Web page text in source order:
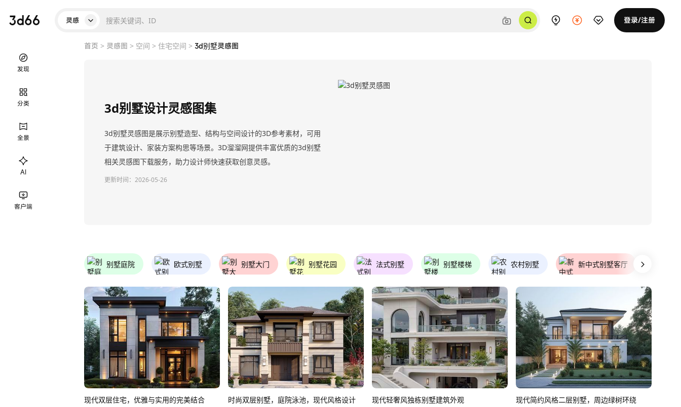
灵感 登录/注册
发现
分类
全景
AI
客户端
首页 > 灵感图 > 空间 > 住宅空间 > 3d别墅灵感图
3d别墅设计灵感图集
3d别墅灵感图是展示别墅造型、结构与空间设计的3D参考素材，可用
于建筑设计、家装方案构思等场景。3D溜溜网提供丰富优质的3d别墅
相关灵感图下载服务，助力设计师快速获取创意灵感。
更新时间： 2026-05-26
别墅庭院 欧式别墅 别墅大门 别墅花园 法式别墅 别墅楼梯 农村别墅 新中式别墅客厅
现代双层住宅，优雅与实用的完美结合 时尚双层别墅，庭院泳池，现代风格设计 现代轻奢风独栋别墅建筑外观 现代简约风格二层别墅，周边绿树环绕